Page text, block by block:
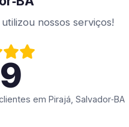
nossos serviços!
em Pirajá, Salvador‑BA